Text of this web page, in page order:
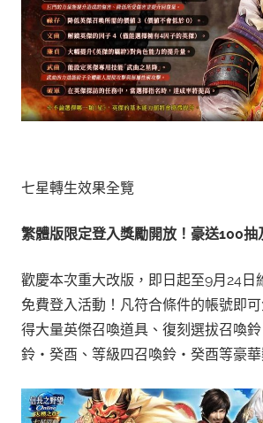
七星轉生效果全覽
繁體版限定登入獎勵開放！豪送100抽
歡慶本次重大改版，即日起至9月24日
免費登入活動！凡符合條件的帳號即
得大量英傑召喚道具、復刻選拔召喚
鈴・癸酉、等級四召喚鈴・癸酉等豪華